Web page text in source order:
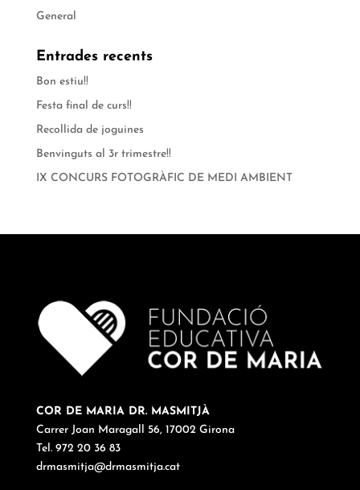
General
Entrades recents
Bon estiu!!
Festa final de curs!!
Recollida de joguines
Benvinguts al 3r trimestre!!
IX CONCURS FOTOGRÀFIC DE MEDI AMBIENT
COR DE MARIA DR. MASMITJÀ
Carrer Joan Maragall 56, 17002 Girona
Tel. 972 20 36 83
drmasmitja@drmasmitja.cat